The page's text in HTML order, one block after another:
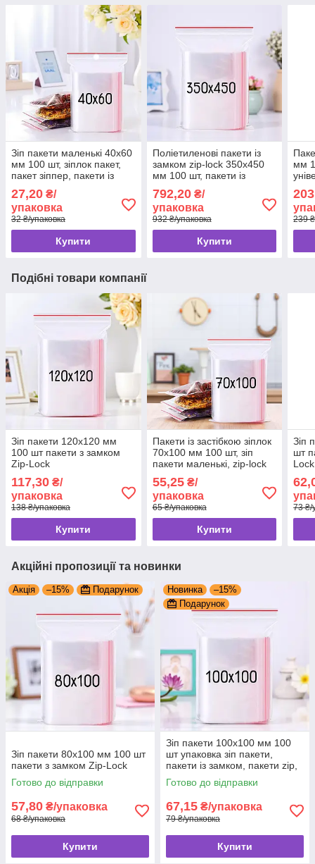
Зіп пакети маленькі 40x60
мм 100 шт, зіплок пакет,
пакет зіппер, пакети із
27,20 ₴/
упаковка
32 ₴/упаковка
Купити
Поліетиленові пакети із
замком zip-lock 350x450
мм 100 шт, пакети із
застібкою, грипери
792,20₴/
упаковка
932 ₴/упаковка
Купити
мм
lock
239
Подібні товари компанії
Зіп пакети 120x120 мм
100 шт пакети з замком
Zip-Lock
117,30 ₴/
упаковка
138 ₴/упаковка
Купити
Пакети із застібкою зіплок
70x100 мм 100 шт, зіп
пакети маленькі, zip-lock
замком, зіппакет
55,25₴/
упаковка
65 ₴/упаковка
Купити
Зіп
шт
Lock
73 ₴/
Акційні пропозиції та новинки
Акція –15% Подарунок
Зіп пакети 80x100 мм 100 шт
пакети з замком Zip-Lock
Готово до відправки
57,80 ₴/упаковка
68 ₴/упаковка
Купити
Новинка
–15%
Подарунок
Зіп пакети 100x100 мм 100
шт упаковка зіп пакети,
пакети із замком, пакети zip,
zip-lock
Готово до відправки
67,15 ₴/упаковка
79 ₴/упаковка
Купити